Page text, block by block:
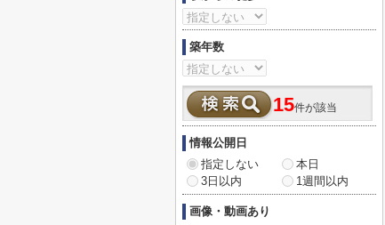
築年数
15件が該当
情報公開日
指定しない
本日
3日以内
1週間以内
画像・動画あり